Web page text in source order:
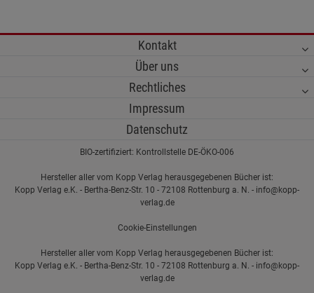
Kontakt
Über uns
Rechtliches
Impressum
Datenschutz
BIO-zertifiziert: Kontrollstelle DE-ÖKO-006
Hersteller aller vom Kopp Verlag herausgegebenen Bücher ist:
Kopp Verlag e.K. - Bertha-Benz-Str. 10 - 72108 Rottenburg a. N. - info@kopp-
verlag.de
Cookie-Einstellungen
Hersteller aller vom Kopp Verlag herausgegebenen Bücher ist:
Kopp Verlag e.K. - Bertha-Benz-Str. 10 - 72108 Rottenburg a. N. - info@kopp-
verlag.de